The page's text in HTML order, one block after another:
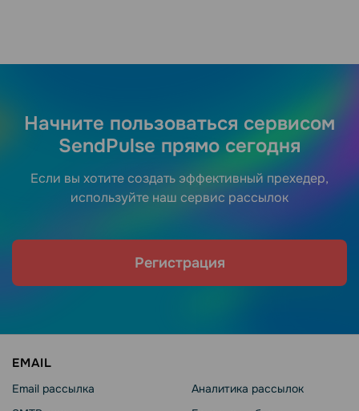
Начните пользоваться сервисом
SendPulse прямо сегодня
Если вы хотите создать эффективный прехедер,
используйте наш сервис рассылок
Регистрация
EMAIL
Email рассылка
Аналитика рассылок